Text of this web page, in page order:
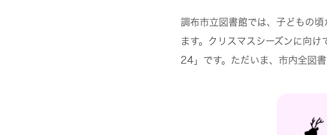
調布市立図書館では、子どもの
ます。クリスマスシーズンに向
24」です。ただいま、市内全図書